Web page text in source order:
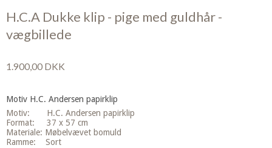
H.C.A Dukke klip - pige med guldhår -
vægbillede
1.900,00 DKK
Motiv H.C. Andersen papirklip
Motiv: H.C. Andersen papirklip
Format: 37 x 57 cm
Materiale: Møbelvævet bomuld
Ramme: Sort